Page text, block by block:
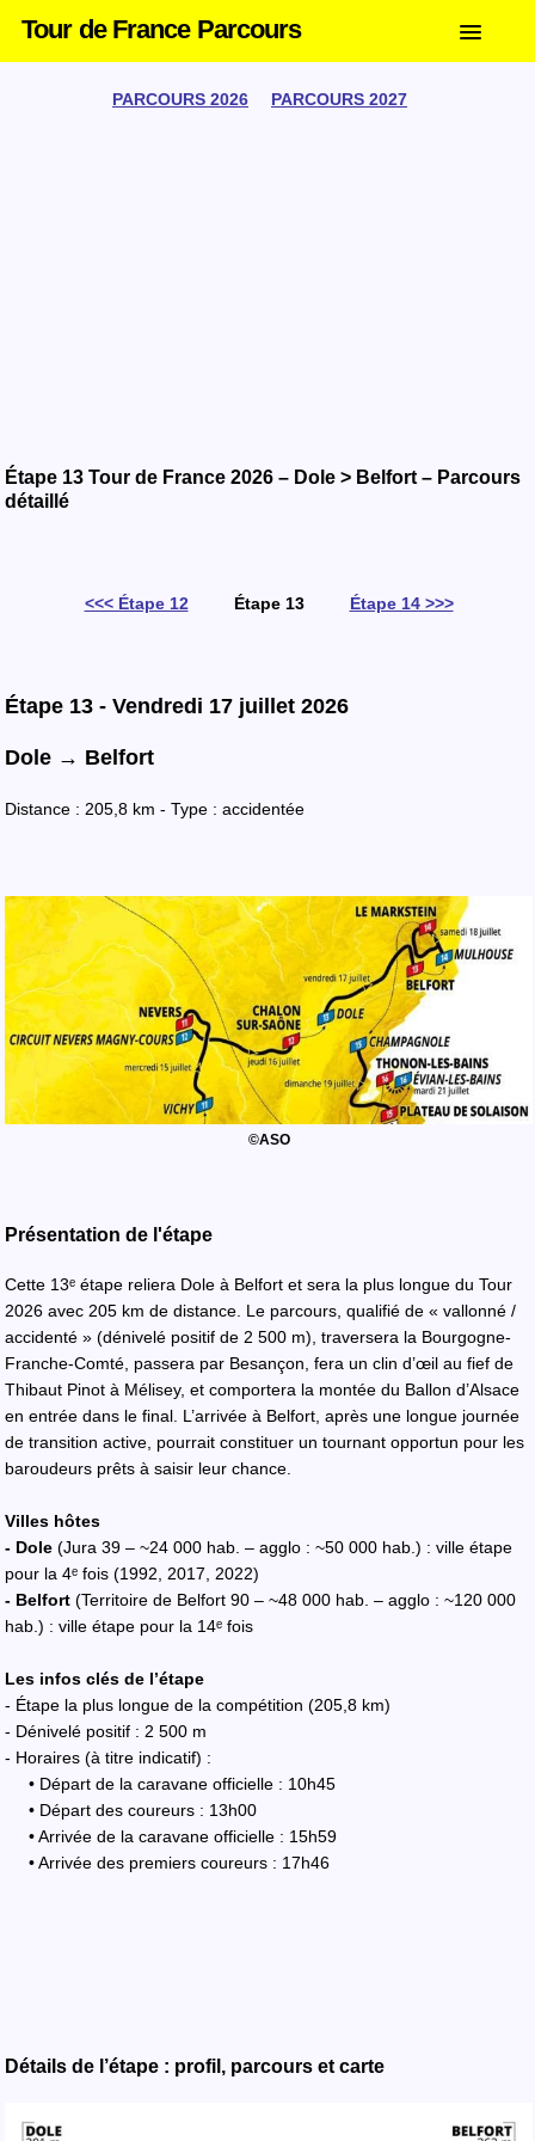
Tour de France Parcours
PARCOURS 2026 PARCOURS 2027
Étape 13 Tour de France 2026 – Dole > Belfort – Parcours
détaillé
<<< Étape 12 Étape 13 Étape 14 >>>
Étape 13 - Vendredi 17 juillet 2026
Dole → Belfort
Distance : 205,8 km - Type : accidentée
©ASO
Présentation de l'étape
Cette 13ᵉ étape reliera Dole à Belfort et sera la plus longue du Tour
2026 avec 205 km de distance. Le parcours, qualifié de « vallonné /
accidenté » (dénivelé positif de 2 500 m), traversera la Bourgogne-
Franche-Comté, passera par Besançon, fera un clin d’œil au fief de
Thibaut Pinot à Mélisey, et comportera la montée du Ballon d’Alsace
en entrée dans le final. L’arrivée à Belfort, après une longue journée
de transition active, pourrait constituer un tournant opportun pour les
baroudeurs prêts à saisir leur chance.
Villes hôtes
- Dole (Jura 39 – ~24 000 hab. – agglo : ~50 000 hab.) : ville étape
pour la 4ᵉ fois (1992, 2017, 2022)
- Belfort (Territoire de Belfort 90 – ~48 000 hab. – agglo : ~120 000
hab.) : ville étape pour la 14ᵉ fois
Les infos clés de l’étape
- Étape la plus longue de la compétition (205,8 km)
- Dénivelé positif : 2 500 m
- Horaires (à titre indicatif) :
• Départ de la caravane officielle : 10h45
• Départ des coureurs : 13h00
• Arrivée de la caravane officielle : 15h59
• Arrivée des premiers coureurs : 17h46
Détails de l’étape : profil, parcours et carte